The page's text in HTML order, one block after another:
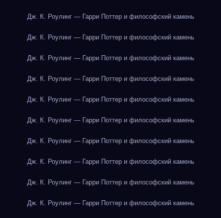
Дж. К. Роулинг — Гарри Поттер и философский камень
Дж. К. Роулинг — Гарри Поттер и философский камень
Дж. К. Роулинг — Гарри Поттер и философский камень
Дж. К. Роулинг — Гарри Поттер и философский камень
Дж. К. Роулинг — Гарри Поттер и философский камень
Дж. К. Роулинг — Гарри Поттер и философский камень
Дж. К. Роулинг — Гарри Поттер и философский камень
Дж. К. Роулинг — Гарри Поттер и философский камень
Дж. К. Роулинг — Гарри Поттер и философский камень
Дж. К. Роулинг — Гарри Поттер и философский камень